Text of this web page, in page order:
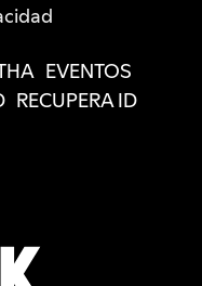
EVENTOS
RECUPERA ID